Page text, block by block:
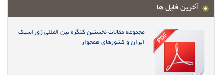
آخرین فایل ها
مجموعه مقالات نخستین کنگره بین المللی ژوراسیک
ایران و کشورهای همجوار